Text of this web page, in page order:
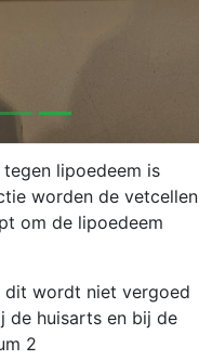
lipoedeem is
worden de vetcellen
om de lipoedeem
dit wordt niet vergoed
de huisarts en bij de
2